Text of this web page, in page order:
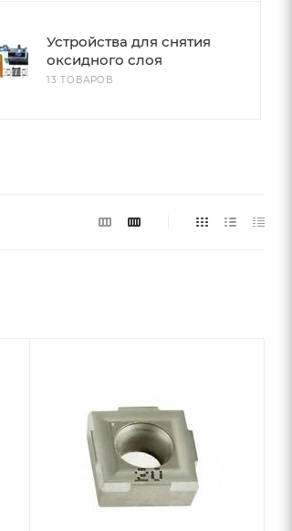
Устройства для снятия
оксидного слоя
13 ТОВАРОВ